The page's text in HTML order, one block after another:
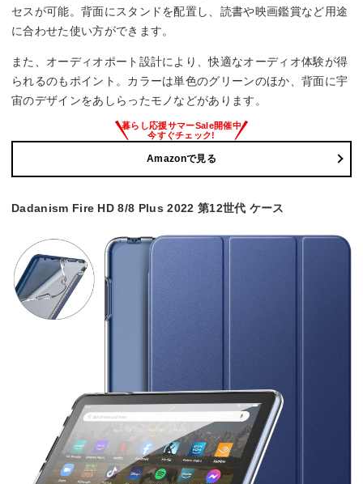
セスが可能。背面にスタンドを配置し、読書や映画鑑賞など用途
に合わせた使い方ができます。
また、オーディオポート設計により、快適なオーディオ体験が得
られるのもポイント。カラーは単色のグリーンのほか、背面に宇
宙のデザインをあしらったモノなどがあります。
Amazonで見る
Dadanism Fire HD 8/8 Plus 2022 第12世代 ケース